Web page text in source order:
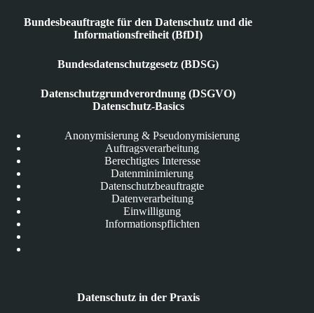
Bundesbeauftragte für den Datenschutz und die
Informationsfreiheit (BfDI)
Bundesdatenschutzgesetz (BDSG)
Datenschutzgrundverordnung (DSGVO)
Datenschutz-Basics
Anonymisierung & Pseudonymisierung
Auftragsverarbeitung
Berechtigtes Interesse
Datenminimierung
Datenschutzbeauftragte
Datenverarbeitung
Einwilligung
Informationspflichten
Datenschutz in der Praxis